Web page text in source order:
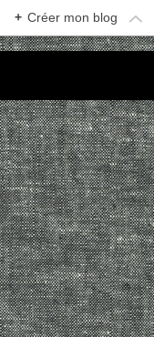
+ Créer mon blog